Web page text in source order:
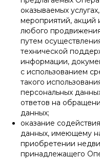
оказываемых
мероприятий, акций
любого
путем
технической
информации,
с использованием
такого
персональных
ответов на
данных;
оказание
данных, имеющему
приобретении
принадлежащего